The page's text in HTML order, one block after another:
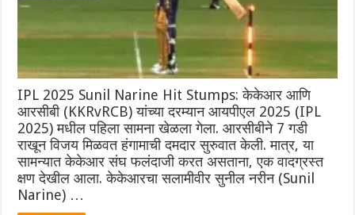
IPL 2025 Sunil Narine Hit Stumps: केकेआर आणि
आरसीबी (KKRvRCB) यांच्या दरम्यान आयपीएल 2025 (IPL
2025) मधील पहिला सामना खेळला गेला. आरसीबीने 7 गडी
राखून विजय मिळवत हंगामाची दमदार सुरुवात केली. मात्र, या
सामन्यात केकेआर संघ फलंदाजी करत असताना, एक वादग्रस्त
क्षण देखील आला. केकेआरचा सलामीवीर सुनील नरीन (Sunil
Narine) …